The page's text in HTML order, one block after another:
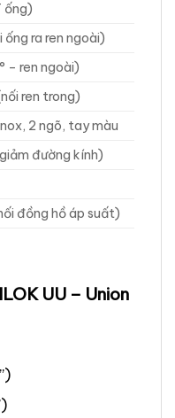
ống)
ra ren ngoài)
– ren ngoài)
ren trong)
2 ngõ, tay màu
đường kính)
đồng hồ áp suất)
UU – Union